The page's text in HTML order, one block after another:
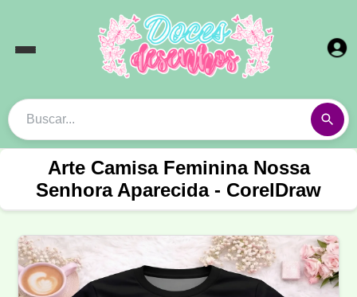
Arte Camisa Feminina Nossa
Senhora Aparecida - CorelDraw